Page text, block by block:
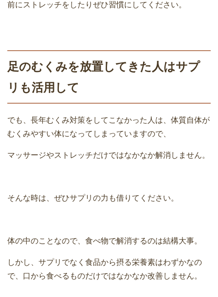
前にストレッチをしたりぜひ習慣にしてください。
足のむくみを放置してきた人はサプ
リも活用して
でも、長年むくみ対策をしてこなかった人は、体質自体が
むくみやすい体になってしまっていますので、
マッサージやストレッチだけではなかなか解消しません。
そんな時は、ぜひサプリの力も借りてください。
体の中のことなので、食べ物で解消するのは結構大事。
しかし、サプリでなく食品から摂る栄養素はわずかなの
で、口から食べるものだけではなかなか改善しません。